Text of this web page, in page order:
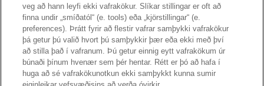
o
p
e
n
s
i
o
p
e
n
s
i
o
p
e
n
s
PersónuverndSkilmálar LegalAðgengi
KPMG ehf. | Kt. 590975-0449 | kpmg@kpmg.is | 545 6000
© 2026 KPMG LLP, KPMG ehf. á Íslandi er aðili að alþjóðlegu neti
KPMG, samtökum sjálfstæðra fyrirtækja sem aðild eiga að KPMG
veg að hann leyfi ekki vafrakökur. Slíkar stillingar er oft að
finna undir „smíðatól“ (e. tools) eða „kjörstillingar“ (e.
preferences). Þrátt fyrir að flestir vafrar samþykki vafrakökur
þá getur þú valið hvort þú samþykkir þær eða ekki með því
að stilla það í vafranum. Þú getur einnig eytt vafrakökum úr
búnaði þínum hvenær sem þér hentar. Rétt er þó að hafa í
huga að sé vafrakökunotkun ekki samþykkt kunna sumir